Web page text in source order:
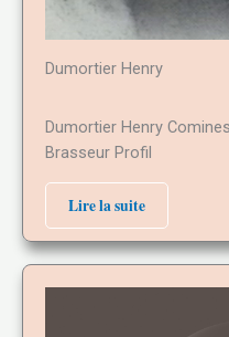
Dumortier Henry
Dumortier Henry
Brasseur Profil
Lire la suite